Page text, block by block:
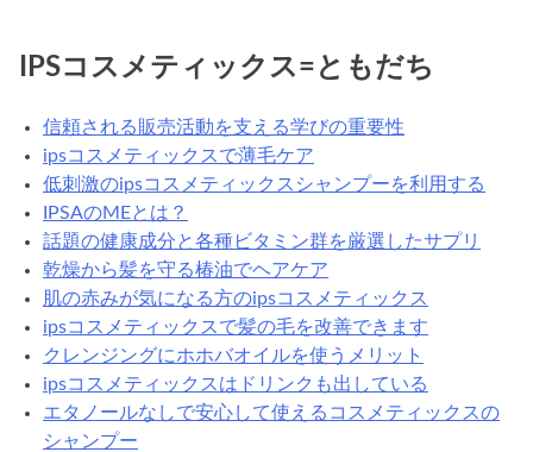
テ
リ
IPSコスメティックス=ともだち
信頼される販売活動を支える学びの重要性
ipsコスメティックスで薄毛ケア
低刺激のipsコスメティックスシャンプーを利用する
IPSAのMEとは？
話題の健康成分と各種ビタミン群を厳選したサプリ
乾燥から髪を守る椿油でヘアケア
肌の赤みが気になる方のipsコスメティックス
ipsコスメティックスで髪の毛を改善できます
クレンジングにホホバオイルを使うメリット
ipsコスメティックスはドリンクも出している
エタノールなしで安心して使えるコスメティックスの
シャンプー